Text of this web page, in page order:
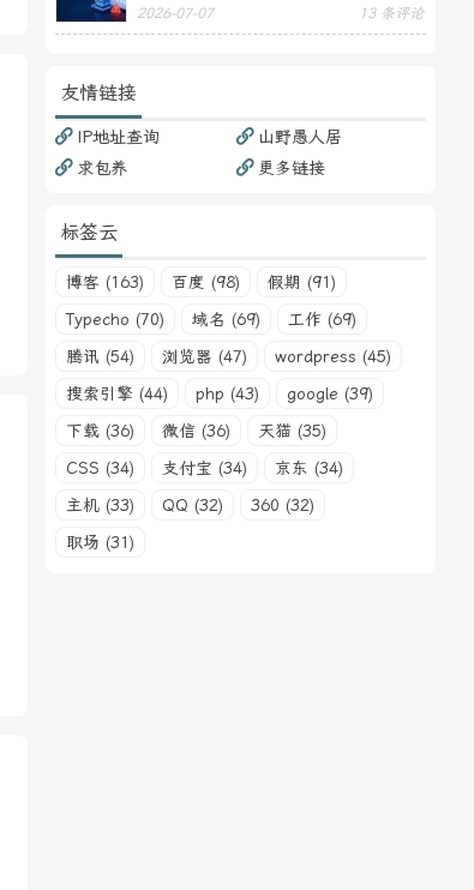
息
2026-07-07 13 条评论
友情链接
IP地址查询
山野愚人居
求包养
更多链接
标签云
博客 (163) 百度 (98)
假期 (91)
Typecho (70)
域名 (69)
工作 (69)
腾讯 (54)
浏览器 (47)
wordpress (45)
搜索引擎 (44)
php (43)
google (39)
下载 (36)
微信 (36)
天猫 (35)
CSS (34)
支付宝 (34)
京东 (34)
主机 (33)
QQ (32)
360 (32)
职场 (31)